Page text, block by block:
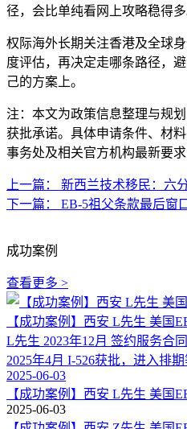
径，会比单纯看网上攻略稳得多
权际海外长期关注香港及全球
度评估，再决定走哪条路径，
己的方案上。
注：本文为政策信息整理与规
获批承诺。具体申请条件、材
事务处及相关官方机构最新要求
上一篇：
新西兰技术移民：六
下一篇：
EB-5祖父条款最后窗
成功案例
查看更多 >
【成功案例】西安 L先生 美国
L先生 2023年12月 签约服务合
2025年4月 I-526获批，进入排
2025-06-03
【成功案例】西安 L先生 美国
2025-06-03